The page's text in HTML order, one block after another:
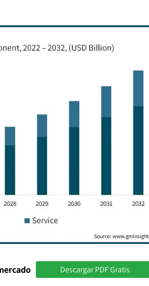
Descargar PDF Gratis